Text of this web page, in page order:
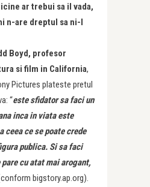
ar trebui sa il vada,
n-are dreptul sa ni-l
Boyd, profesor
si film in California,
Pictures plateste pretul
“este sfidator sa faci un
inca in viata este
ceea ce se poate crede
publica. Si sa faci
cu atat mai arogant,
bigstory.ap.org).